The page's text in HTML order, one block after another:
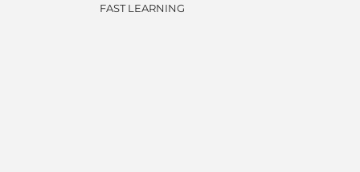
FAST LEARNING